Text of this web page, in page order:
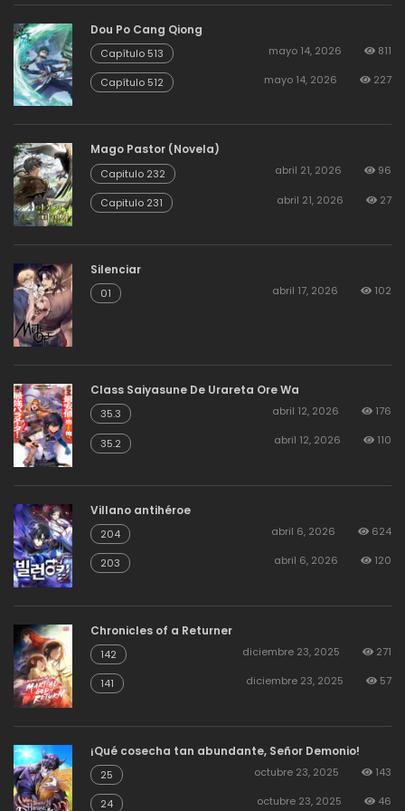
Capitulo 68 agosto 19, 2025
Capitulo 67 agosto 19, 2025 6
Capitulo 66 agosto 19, 2025
Capitulo 64
Capitulo 63
Capitulo 62 agosto 19, 2025
Capitulo 61 agosto 19, 2025
Capitulo 60 agosto 19, 2025
Capitulo 59 agosto 19, 2025 16
Capitulo 58 agosto 19, 2025
Capitulo 57 agosto 19, 2025 12
Dou Po Cang Qiong
Capítulo 513 mayo 14, 2026 811
Capítulo 512 mayo 14, 2026 227
Mago Pastor (Novela)
Capitulo 232 abril 21, 2026 96
Capitulo 231 abril 21, 2026 27
Silenciar
01 abril 17, 2026 102
Class Saiyasune De Urareta Ore Wa
35.3 abril 12, 2026 176
35.2 abril 12, 2026 110
Villano antihéroe
204 abril 6, 2026 624
203 abril 6, 2026 120
Chronicles of a Returner
142 diciembre 23, 2025 271
141 diciembre 23, 2025 57
¡Qué cosecha tan abundante, Señor Demonio!
25 octubre 23, 2025 143
24 octubre 23, 2025 46